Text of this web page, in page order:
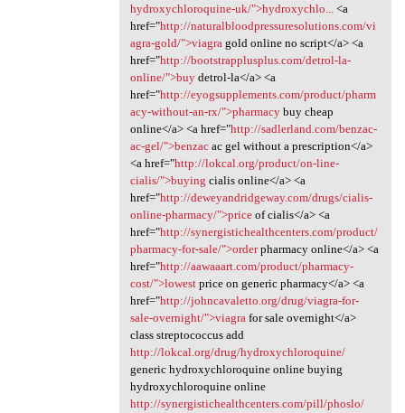
hydroxychloroquine-uk/">hydroxychlo...<a
href="http://naturalbloodpressuresolutions.com/vi
agra-gold/">viagragold online no script</a> <a
href="http://bootstrapplusplus.com/detrol-la-
online/">buydetrol-la</a> <a
href="http://eyogsupplements.com/product/pharm
acy-without-an-rx/">pharmacybuy cheap
online</a> <a href="http://sadlerland.com/benzac-
ac-gel/">benzacac gel without a prescription</a>
<a href="http://lokcal.org/product/on-line-
cialis/">buying cialis online</a> <a
href="http://deweyandridgeway.com/drugs/cialis-
online-pharmacy/">priceof cialis</a> <a
href="http://synergistichealthcenters.com/product/
pharmacy-for-sale/">orderpharmacy online</a> <a
href="http://aawaaart.com/product/pharmacy-
cost/">lowestprice on generic pharmacy</a> <a
href="http://johncavaletto.org/drug/viagra-for-
sale-overnight/">viagrafor sale overnight</a>
class streptococcus add
http://lokcal.org/drug/hydroxychloroquine/
generic hydroxychloroquine online buying
hydroxychloroquine online
http://synergistichealthcenters.com/pill/phoslo/